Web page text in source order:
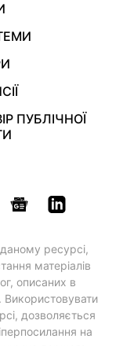
ПУБЛІЧНОЇ
ресурсі,
матеріалів
описаних в
. Використовувати
дозволяється
на